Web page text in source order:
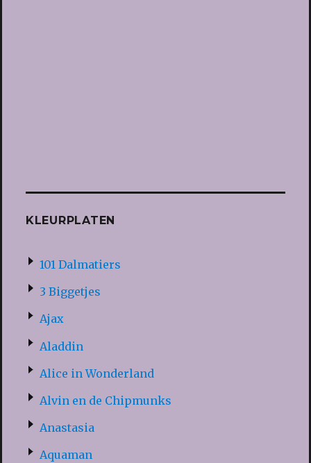
KLEURPLATEN
101 Dalmatiers
3 Biggetjes
Ajax
Aladdin
Alice in Wonderland
Alvin en de Chipmunks
Anastasia
Aquaman